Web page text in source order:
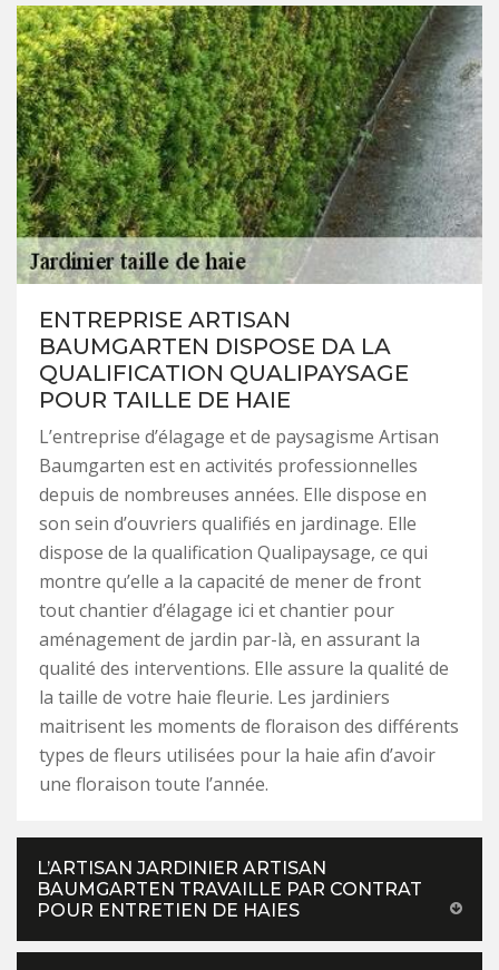
ENTREPRISE ARTISAN
BAUMGARTEN DISPOSE DA LA
QUALIFICATION QUALIPAYSAGE
POUR TAILLE DE HAIE
L’entreprise d’élagage et de paysagisme Artisan
Baumgarten est en activités professionnelles
depuis de nombreuses années. Elle dispose en
son sein d’ouvriers qualifiés en jardinage. Elle
dispose de la qualification Qualipaysage, ce qui
montre qu’elle a la capacité de mener de front
tout chantier d’élagage ici et chantier pour
aménagement de jardin par-là, en assurant la
qualité des interventions. Elle assure la qualité de
la taille de votre haie fleurie. Les jardiniers
maitrisent les moments de floraison des différents
types de fleurs utilisées pour la haie afin d’avoir
une floraison toute l’année.
L’ARTISAN JARDINIER ARTISAN
BAUMGARTEN TRAVAILLE PAR CONTRAT
POUR ENTRETIEN DE HAIES